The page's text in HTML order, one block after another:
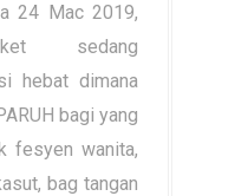
24 Mac 2019,
sedang
hebat dimana
bagi yang
fesyen wanita,
bag tangan